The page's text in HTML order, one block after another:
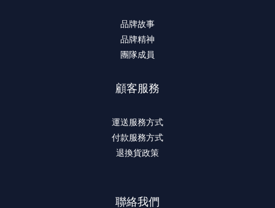
品牌故事
品牌精神
團隊成員
顧客服務
運送服務方式
付款服務方式
退換貨政策
聯絡我們